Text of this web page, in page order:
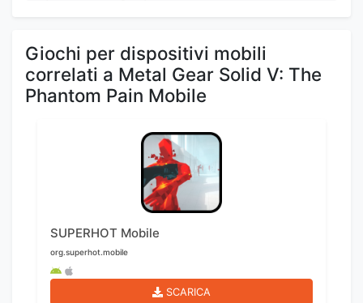
Giochi per dispositivi mobili
correlati a Metal Gear Solid V: The
Phantom Pain Mobile
SUPERHOT Mobile
org.superhot.mobile
SCARICA